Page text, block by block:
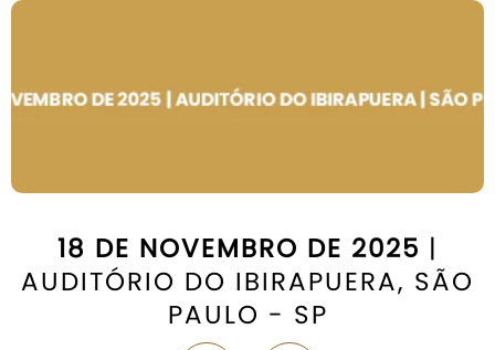
18 DE NOVEMBRO DE 2025 |
AUDITÓRIO DO IBIRAPUERA, SÃO
PAULO - SP